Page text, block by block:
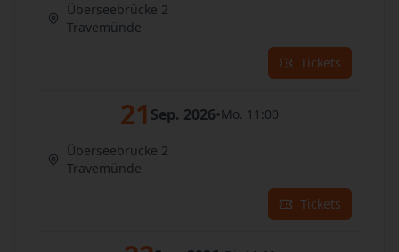
Überseebrücke 2
Travemünde
Tickets
21 Sep. 2026•Mo. 11:00
Überseebrücke 2
Travemünde
Tickets